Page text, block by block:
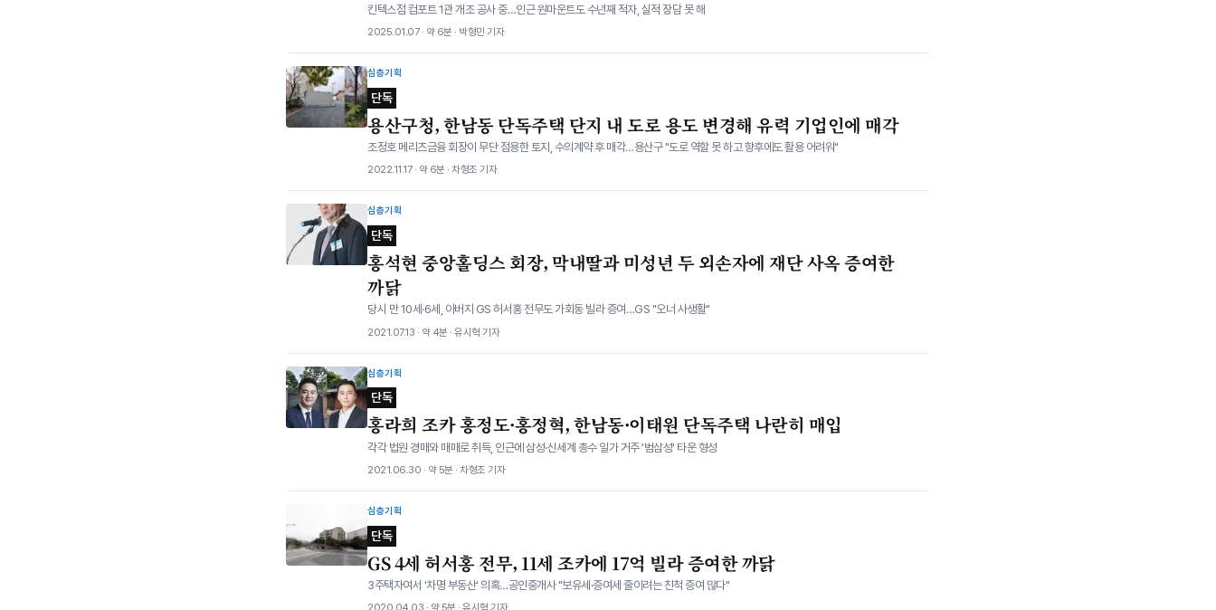
킨텍스점 컴포트 1관 개조 공사 중…인근 원마운트도 수년째 적자, 실적 장담 못 해
2025.01.07 · 약 6분 · 박형민 기자
심층기획
단독
용산구청, 한남동 단독주택 단지 내 도로 용도 변경해 유력 기업인에 매각
조정호 메리츠금융 회장이 무단 점용한 토지, 수의계약 후 매각…용산구 "도로 역할 못 하고 향후에도 활용 어려워"
2022.11.17 · 약 6분 · 차형조 기자
심층기획
단독
홍석현 중앙홀딩스 회장, 막내딸과 미성년 두 외손자에 재단 사옥 증여한
까닭
당시 만 10세·6세, 아버지 GS 허서홍 전무도 가회동 빌라 증여…GS "오너 사생활"
2021.07.13 · 약 4분 · 유시혁 기자
심층기획
단독
홍라희 조카 홍정도·홍정혁, 한남동·이태원 단독주택 나란히 매입
각각 법원 경매와 매매로 취득, 인근에 삼성·신세계 총수 일가 거주 '범삼성' 타운 형성
2021.06.30 · 약 5분 · 차형조 기자
심층기획
단독
GS 4세 허서홍 전무, 11세 조카에 17억 빌라 증여한 까닭
3주택자여서 '차명 부동산' 의혹…공인중개사 "보유세·증여세 줄이려는 친척 증여 많다"